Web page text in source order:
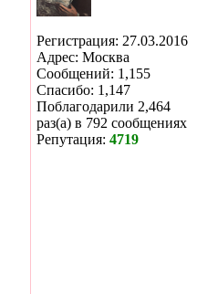
Регистрация: 27.03.2016
Адрес: Москва
Сообщений: 1,155
Спасибо: 1,147
Поблагодарили 2,464
раз(а) в 792 сообщениях
Репутация: 4719